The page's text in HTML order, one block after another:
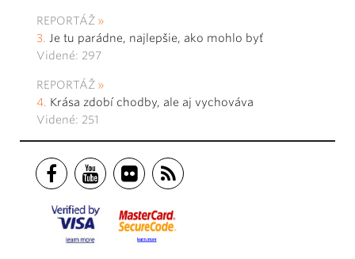
REPORTÁŽ
Je tu parádne, najlepšie, ako mohlo byť
Videné: 297
REPORTÁŽ
Krása zdobí chodby, ale aj vychováva
Videné: 251